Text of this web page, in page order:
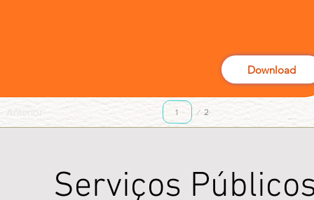
Serviços
Download
Anterior 2
Página
1